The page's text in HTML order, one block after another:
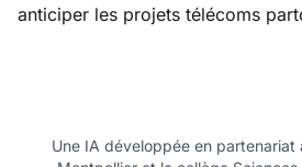
anticiper les projets télécoms
Une IA développée en